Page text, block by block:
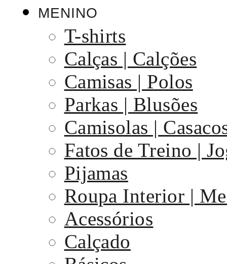
MENINO
T-shirts
Calças | Calções
Camisas | Polos
Parkas | Blusões
Camisolas |
Fatos de Treino |
Pijamas
Roupa Interior |
Acessórios
Calçado